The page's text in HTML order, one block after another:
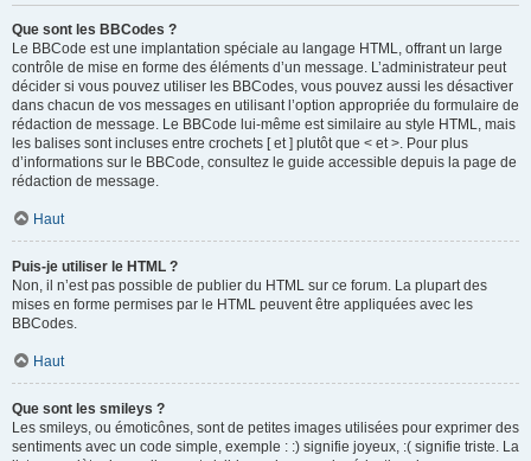
Que sont les BBCodes ?
Le BBCode est une implantation spéciale au langage HTML, offrant un large
contrôle de mise en forme des éléments d’un message. L’administrateur peut
décider si vous pouvez utiliser les BBCodes, vous pouvez aussi les désactiver
dans chacun de vos messages en utilisant l’option appropriée du formulaire de
rédaction de message. Le BBCode lui-même est similaire au style HTML, mais
les balises sont incluses entre crochets [ et ] plutôt que < et >. Pour plus
d’informations sur le BBCode, consultez le guide accessible depuis la page de
rédaction de message.
Haut
Puis-je utiliser le HTML ?
Non, il n’est pas possible de publier du HTML sur ce forum. La plupart des
mises en forme permises par le HTML peuvent être appliquées avec les
BBCodes.
Haut
Que sont les smileys ?
Les smileys, ou émoticônes, sont de petites images utilisées pour exprimer des
sentiments avec un code simple, exemple : :) signifie joyeux, :( signifie triste. La